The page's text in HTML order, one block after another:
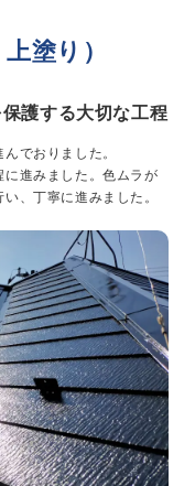
塗り）
護する大切な工程
でおりました。
進みました。色ムラが
、丁寧に進みました。